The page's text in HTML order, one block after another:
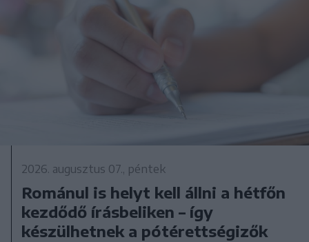
2026. augusztus 07., péntek
Románul is helyt kell állni a hétfőn
kezdődő írásbeliken – így
készülhetnek a pótérettségizők